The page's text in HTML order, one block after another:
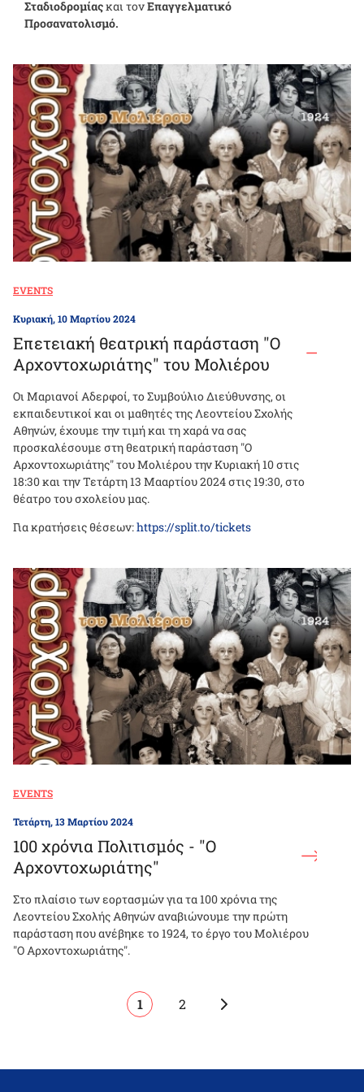
Σταδιοδρομίαςκαι τονΕπαγγελματικό
Προσανατολισμό.
EVENTS
Κυριακή, 10 Μαρτίου 2024
Επετειακή θεατρική παράσταση "Ο
Αρχοντοχωριάτης" του Μολιέρου
Οι Μαριανοί Αδερφοί, το Συμβούλιο Διεύθυνσης, οι
εκπαιδευτικοί και οι μαθητές της Λεοντείου Σχολής
Αθηνών, έχουμε την τιμή και τη χαρά να σας
προσκαλέσουμε στη θεατρική παράσταση "Ο
Αρχοντοχωριάτης" του Μολιέρου την Κυριακή 10 στις
18:30 και την Τετάρτη 13 Μααρτίου 2024 στις 19:30, στο
θέατρο του σχολείου μας.
Για κρατήσεις θέσεων:https://split.to/tickets
EVENTS
Τετάρτη, 13 Μαρτίου 2024
100 χρόνια Πολιτισμός - "Ο
Αρχοντοχωριάτης"
Στο πλαίσιο των εορτασμών για τα 100 χρόνια της
Λεοντείου Σχολής Αθηνών αναβιώνουμε την πρώτη
παράσταση που ανέβηκε το 1924, το έργο του Μολιέρου
"Ο Αρχοντοχωριάτης".
Current
page
1 Page
2